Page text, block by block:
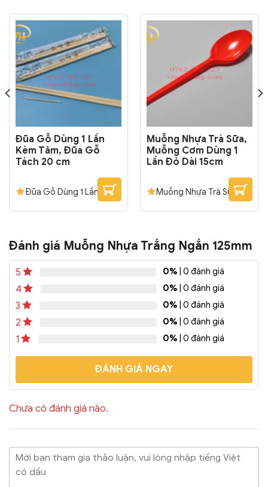
Đũa Gỗ Dùng 1 Lần
Kèm Tăm, Đũa Gỗ
Tách 20 cm
Đũa Gỗ Dùng 1 Lần
Kèm Tăm, Đũa Gỗ Tách
không xước. Đũa kèm tăm
đóng gói riêng đảm bảo vệ
sinh, tiện lợi.
Muỗng Nhựa Trà Sữa,
Muỗng Cơm Dùng 1
Lần Đỏ Dài 15cm
Muỗng Nhựa Trà Sữa,
Muỗng Cơm Dùng 1 Lần
má, nước ép dung tích
360ml, 500ml; Muỗng cơm,
mì, cháo, soup, thức ăn
mang đi.
Đóng Gói:
5000 cái/thùng
Đánh giá Muỗng Nhựa Trắng Ngắn 125mm
5 0% | 0 đánh giá
4 0% | 0 đánh giá
3 0% | 0 đánh giá
2 0% | 0 đánh giá
1 0% | 0 đánh giá
ĐÁNH GIÁ NGAY
Chưa có đánh giá nào.